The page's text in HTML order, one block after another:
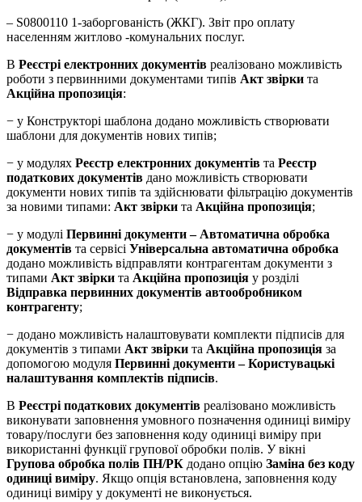
– S0800110 1-заборгованість (ЖКГ). Звіт про оплату
населенням житлово -комунальних послуг.
В Реєстрі електронних документів реалізовано можливість
роботи з первинними документами типів Акт звірки та
Акційна пропозиція:
− у Конструкторі шаблона додано можливість створювати
шаблони для документів нових типів;
− у модулях Реєстр електронних документів та Реєстр
податкових документів дано можливість створювати
документи нових типів та здійснювати фільтрацію документів
за новими типами: Акт звірки та Акційна пропозиція;
− у модулі Первинні документи – Автоматична обробка
документів та сервісі Універсальна автоматична обробка
додано можливість відправляти контрагентам документи з
типами Акт звірки та Акційна пропозиція у розділі
Відправка первинних документів автообробником
контрагенту;
− додано можливість налаштовувати комплекти підписів для
документів з типами Акт звірки та Акційна пропозиція за
допомогою модуля Первинні документи – Користувацькі
налаштування комплектів підписів.
В Реєстрі податкових документів реалізовано можливість
виконувати заповнення умовного позначення одиниці виміру
товару/послуги без заповнення коду одиниці виміру при
використанні функції групової обробки полів. У вікні
Групова обробка полів ПН/РК додано опцію Заміна без коду
одиниці виміру. Якщо опція встановлена, заповнення коду
одиниці виміру у документі не виконується.